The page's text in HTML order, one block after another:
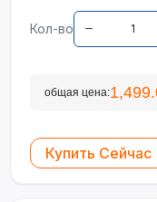
Кол-во
общая цена:
Купить Сейчас